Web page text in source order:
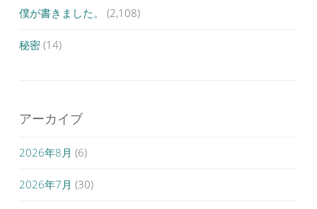
僕が書きました。 (2,108)
秘密 (14)
アーカイブ
2026年8月 (6)
2026年7月 (30)